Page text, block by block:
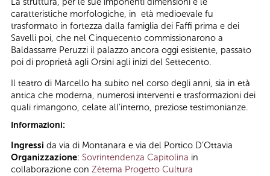
caratteristiche morfologiche, in età medioevale fu
trasformato in fortezza dalla famiglia dei Faffi prima e dei
Savelli poi, che nel Cinquecento commissionarono a
Baldassarre Peruzzi il palazzo ancora oggi esistente, passato
poi di proprietà agli Orsini agli inizi del Settecento.
Il teatro di Marcello ha subito nel corso degli anni, sia in età
antica che moderna, numerosi interventi e trasformazioni dei
quali rimangono, celate all’interno, preziose testimonianze.
Informazioni:
Ingressi da via di Montanara e via del Portico D’Ottavia
Organizzazione: Sovrintendenza Capitolina in
collaborazione con Zètema Progetto Cultura